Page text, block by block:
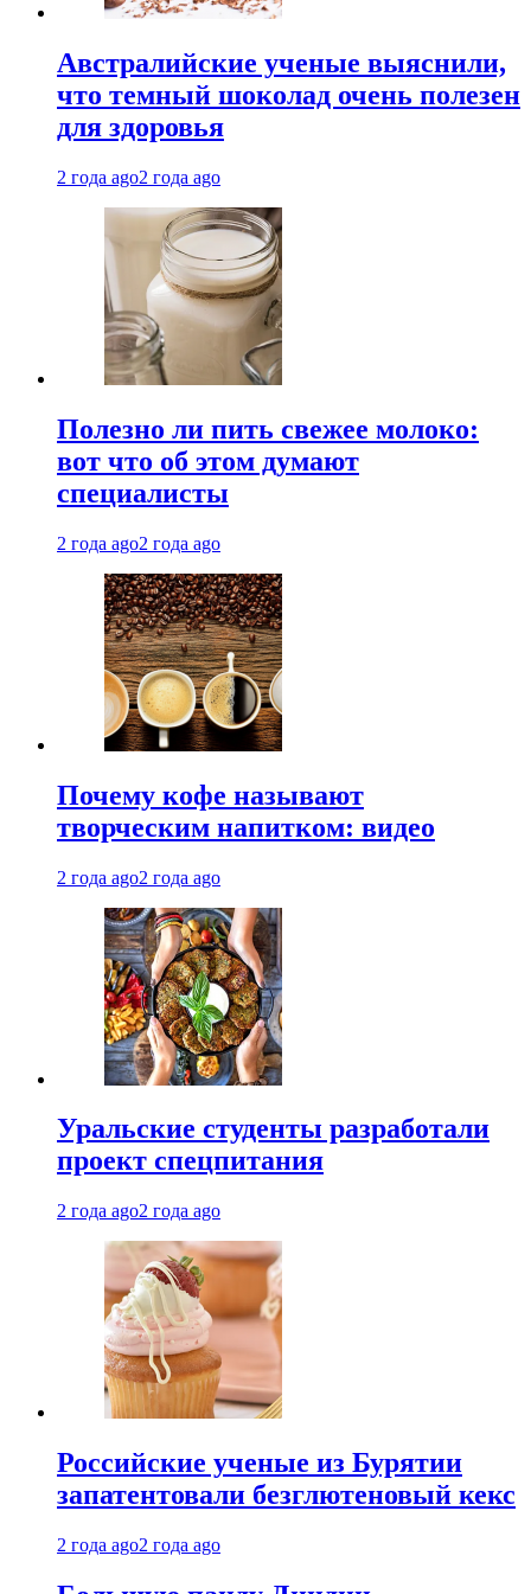
Австралийские ученые выяснили,
что темный шоколад очень полезен
для здоровья
2 года ago2 года ago
Полезно ли пить свежее молоко:
вот что об этом думают
специалисты
2 года ago2 года ago
Почему кофе называют
творческим напитком: видео
2 года ago2 года ago
Уральские студенты разработали
проект спецпитания
2 года ago2 года ago
Российские ученые из Бурятии
запатентовали безглютеновый кекс
2 года ago2 года ago